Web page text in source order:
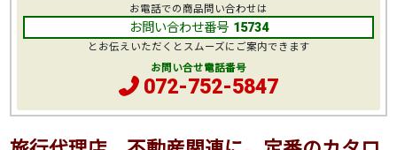
お電話での商品問い合わせは
お問い合わせ番号 15734
とお伝えいただくとスムーズにご案内できます
お問い合せ電話番号
072-752-5847